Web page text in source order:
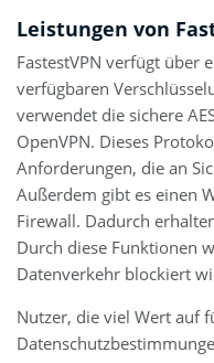
Leistungen von
FastestVPN verfügt über
verfügbaren
verwendet die sichere
OpenVPN. Dieses
Anforderungen, die an
Außerdem gibt es einen
Firewall. Dadurch
Durch diese Funktionen
Datenverkehr blockiert
Nutzer, die viel Wert auf